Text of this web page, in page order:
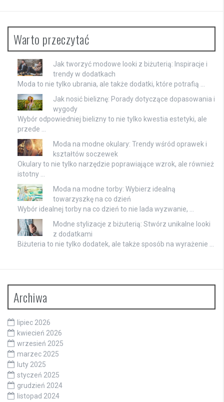
Warto przeczytać
Jak tworzyć modowe looki z biżuterią: Inspiracje i
trendy w dodatkach
Moda to nie tylko ubrania, ale także dodatki, które potrafią …
Jak nosić bieliznę: Porady dotyczące dopasowania i
wygody
Wybór odpowiedniej bielizny to nie tylko kwestia estetyki, ale
przede …
Moda na modne okulary: Trendy wśród oprawek i
kształtów soczewek
Okulary to nie tylko narzędzie poprawiające wzrok, ale również
istotny …
Moda na modne torby: Wybierz idealną
towarzyszkę na co dzień
Wybór idealnej torby na co dzień to nie lada wyzwanie, …
Modne stylizacje z biżuterią: Stwórz unikalne looki
z dodatkami
Biżuteria to nie tylko dodatek, ale także sposób na wyrażenie …
Archiwa
lipiec 2026
kwiecień 2026
wrzesień 2025
marzec 2025
luty 2025
styczeń 2025
grudzień 2024
listopad 2024